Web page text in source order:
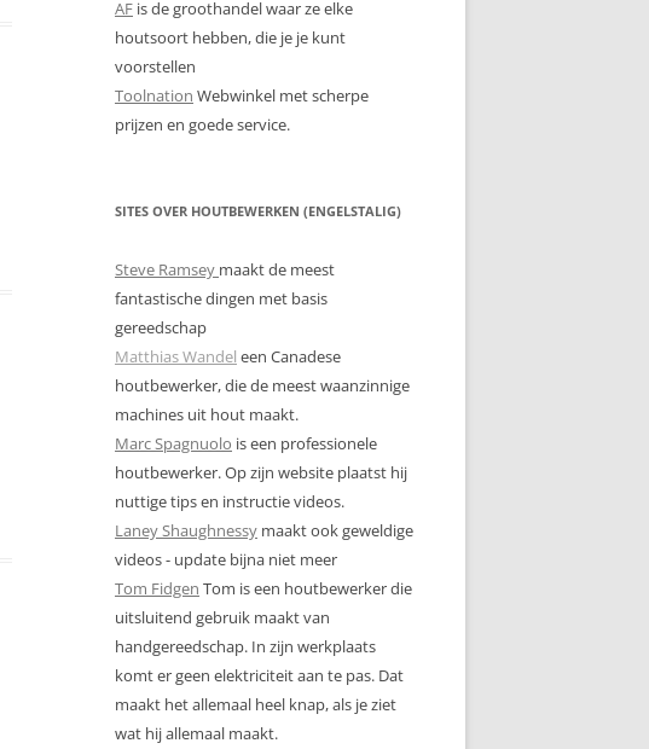
AF is de groothandel waar ze elke
houtsoort hebben, die je je kunt
voorstellen
Toolnation Webwinkel met scherpe
prijzen en goede service.
SITES OVER HOUTBEWERKEN (ENGELSTALIG)
Steve Ramsey maakt de meest
fantastische dingen met basis
gereedschap
Matthias Wandel een Canadese
houtbewerker, die de meest waanzinnige
machines uit hout maakt.
Marc Spagnuolo is een professionele
houtbewerker. Op zijn website plaatst hij
nuttige tips en instructie videos.
Laney Shaughnessy maakt ook geweldige
videos - update bijna niet meer
Tom Fidgen Tom is een houtbewerker die
uitsluitend gebruik maakt van
handgereedschap. In zijn werkplaats
komt er geen elektriciteit aan te pas. Dat
maakt het allemaal heel knap, als je ziet
wat hij allemaal maakt.